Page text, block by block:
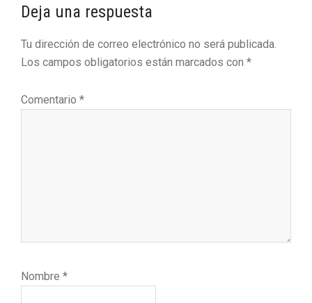
Interacciones
con
los
Deja una respuesta
Tu dirección de correo electrónico no será publicada.
Los campos obligatorios están marcados con *
Comentario *
Nombre *